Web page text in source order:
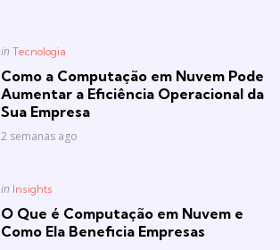
Posted
in Tecnologia
Como a Computação em Nuvem Pode
Aumentar a Eficiência Operacional da
Sua Empresa
2 semanas ago
Posted
in Insights
O Que é Computação em Nuvem e
Como Ela Beneficia Empresas